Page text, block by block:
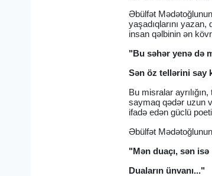
Əbülfət
yaşadıqlarını
insan qəlbinin ən
"Bu səhər yenə də
Sən öz tellərini say
Bu misralar
saymaq qədər uzun
ifadə edən güclü
Əbülfət
"Mən duaçı, sən isə
Duaların ünvanı..."